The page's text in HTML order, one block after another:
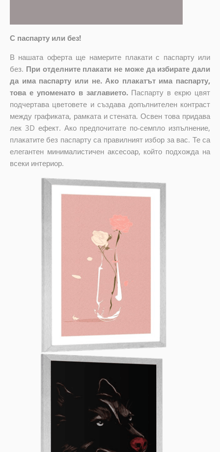
С паспарту или без!
В нашата оферта ще намерите плакати с паспарту или
без. При отделните плакати не може да избирате дали
да има паспарту или не. Ако плакатът има паспарту,
това е упоменато в заглавието. Паспарту в екрю цвят
подчертава цветовете и създава допълнителен контраст
между графиката, рамката и стената. Освен това придава
лек 3D ефект. Ако предпочитате по-семпло изпълнение,
плакатите без паспарту са правилният избор за вас. Те са
елегантен минималистичен аксесоар, който подхожда на
всеки интериор.